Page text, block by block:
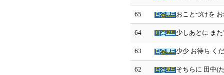
65 おことづけを
64 少しあとに ま
63 少少 お待ち く
62 そちらに 田中(